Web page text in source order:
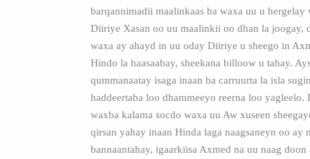
barqannimadii maalinkaas ba waxa uu u hergelay
Diiriye Xasan oo uu maalinkii oo dhan la joogay,
waxa ay ahayd in uu oday Diiriye u sheego in
Hindo la haasaabay, sheekana billoow u tahay.
qummanaatay isaga inaan ba carruurta la isla
haddeertaba loo dhammeeyo reerna loo yagleelo.
waxba kalama socdo waxa uu Aw xuseen
qirsan yahay inaan Hinda laga naagsaneyn oo ay
bannaantahay, igaarkiisa Axmed na uu naag doon